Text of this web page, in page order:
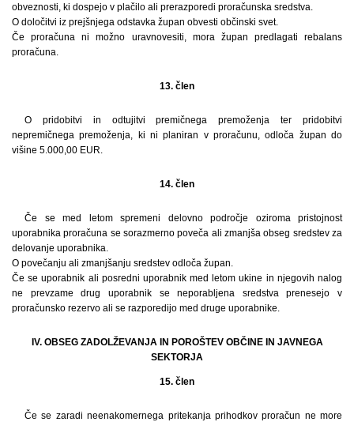
obveznosti, ki dospejo v plačilo ali prerazporedi proračunska sredstva.
O določitvi iz prejšnjega odstavka župan obvesti občinski svet.
Če proračuna ni možno uravnovesiti, mora župan predlagati rebalans
proračuna.
13. člen
O pridobitvi in odtujitvi premičnega premoženja ter pridobitvi
nepremičnega premoženja, ki ni planiran v proračunu, odloča župan do
višine 5.000,00 EUR.
14. člen
Če se med letom spremeni delovno področje oziroma pristojnost
uporabnika proračuna se sorazmerno poveča ali zmanjša obseg sredstev za
delovanje uporabnika.
O povečanju ali zmanjšanju sredstev odloča župan.
Če se uporabnik ali posredni uporabnik med letom ukine in njegovih nalog
ne prevzame drug uporabnik se neporabljena sredstva prenesejo v
proračunsko rezervo ali se razporedijo med druge uporabnike.
IV. OBSEG ZADOLŽEVANJA IN POROŠTEV OBČINE IN JAVNEGA
SEKTORJA
15. člen
Če se zaradi neenakomernega pritekanja prihodkov proračun ne more